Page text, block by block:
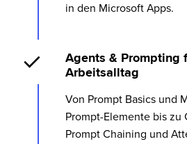
in den Microsoft Apps.
Agents & Prompting
Arbeitsalltag
Von Prompt Basics und
Prompt-Elemente bis zu
Prompt Chaining und